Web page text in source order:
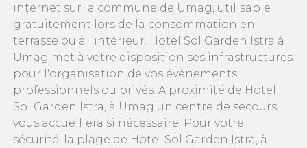
internet sur la commune de Umag, utilisable
gratuitement lors de la consommation en
terrasse ou à l'intérieur. Hotel Sol Garden Istra à
Umag met à votre disposition ses infrastructures
pour l'organisation de vos évènements
professionnels ou privés. A proximité de Hotel
Sol Garden Istra, à Umag un centre de secours
vous accueillera si nécessaire. Pour votre
sécurité, la plage de Hotel Sol Garden Istra, à